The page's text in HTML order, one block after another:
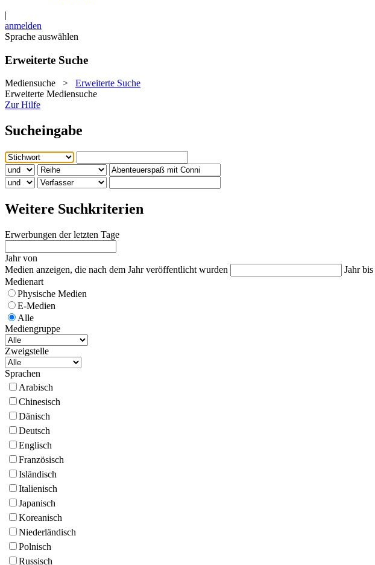
|
anmelden
Sprache auswählen
Erweiterte Suche
Mediensuche > Erweiterte Suche
Erweiterte Mediensuche
Zur Hilfe
Sucheingabe
Weitere Suchkriterien
Erwerbungen der letzten Tage
Jahr von
Medien anzeigen, die nach dem Jahr veröffentlicht wurden
Jahr bis
Medienart
Physische Medien
E-Medien
Alle
Mediengruppe
Zweigstelle
Sprachen
Arabisch
Chinesisch
Dänisch
Deutsch
Englisch
Französisch
Isländisch
Italienisch
Japanisch
Koreanisch
Niederländisch
Polnisch
Russisch